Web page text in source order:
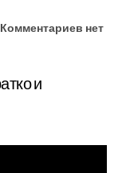
Комментариев нет